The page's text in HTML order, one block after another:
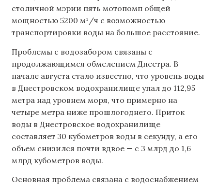
столичной мэрии пять мотопомп общей
мощностью 5200 м³/ч с возможностью
транспортировки воды на большое расстояние.
Проблемы с водозабором связаны с
продолжающимся обмелением Днестра. В
начале августа стало известно, что уровень воды
в Днестровском водохранилище упал до 112,95
метра над уровнем моря, что примерно на
четыре метра ниже прошлогоднего. Приток
воды в Днестровское водохранилище
составляет 30 кубометров воды в секунду, а его
объем снизился почти вдвое — с 3 млрд до 1,6
млрд кубометров воды.
Основная проблема связана с водоснабжением